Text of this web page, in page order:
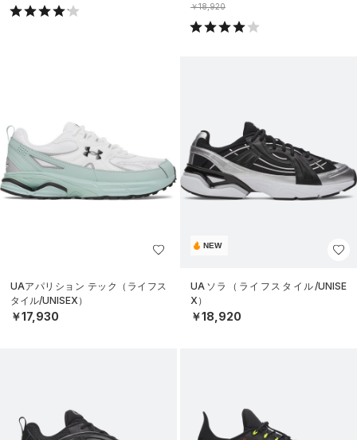
￥18,920
UAアパリション テック（ライフス
タイル/UNISEX）
￥17,930
NEW
UAソラ（ライフスタイル/UNISE
X）
￥18,920